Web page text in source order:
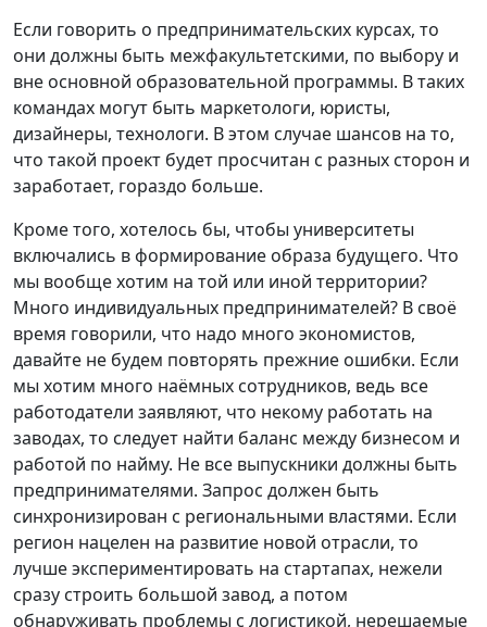
Если говорить о предпринимательских курсах, то
они должны быть межфакультетскими, по выбору и
вне основной образовательной программы. В таких
командах могут быть маркетологи, юристы,
дизайнеры, технологи. В этом случае шансов на то,
что такой проект будет просчитан с разных сторон и
заработает, гораздо больше.
Кроме того, хотелось бы, чтобы университеты
включались в формирование образа будущего. Что
мы вообще хотим на той или иной территории?
Много индивидуальных предпринимателей? В своё
время говорили, что надо много экономистов,
давайте не будем повторять прежние ошибки. Если
мы хотим много наёмных сотрудников, ведь все
работодатели заявляют, что некому работать на
заводах, то следует найти баланс между бизнесом и
работой по найму. Не все выпускники должны быть
предпринимателями. Запрос должен быть
синхронизирован с региональными властями. Если
регион нацелен на развитие новой отрасли, то
лучше экспериментировать на стартапах, нежели
сразу строить большой завод, а потом
обнаруживать проблемы с логистикой, нерешаемые